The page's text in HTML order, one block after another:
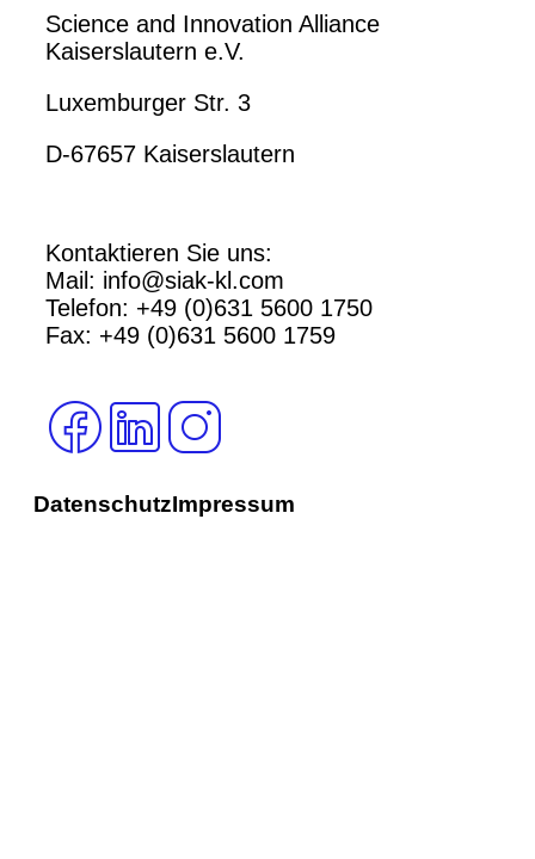
Science and Innovation Alliance
Kaiserslautern e.V.
Luxemburger Str. 3
D-67657 Kaiserslautern
Kontaktieren Sie uns:
Mail: info@siak-kl.com
Telefon: +49 (0)631 5600 1750
Fax: +49 (0)631 5600 1759
DatenschutzImpressum